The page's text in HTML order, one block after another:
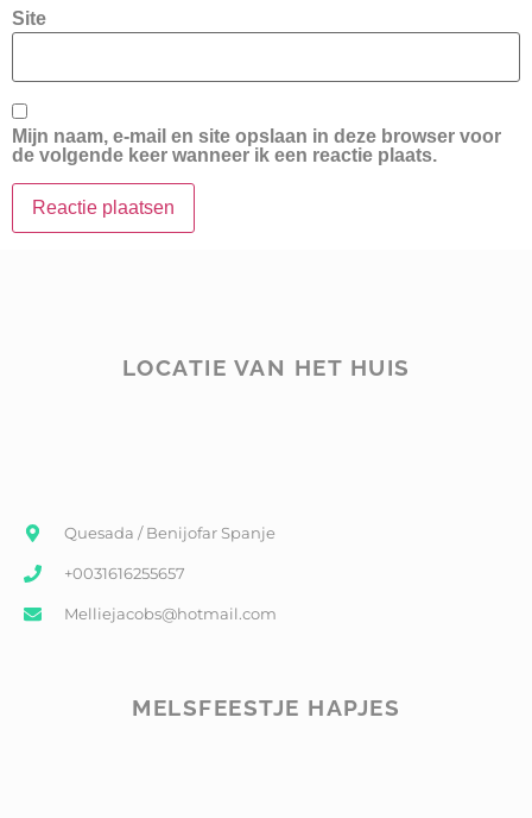
Site
Mijn naam, e-mail en site opslaan in deze browser voor
de volgende keer wanneer ik een reactie plaats.
LOCATIE VAN HET HUIS
Quesada / Benijofar Spanje
+0031616255657
Melliejacobs@hotmail.com
MELSFEESTJE HAPJES